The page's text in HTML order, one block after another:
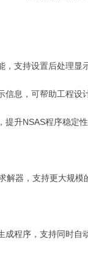
，支持设置后处理显
信息，可帮助工程设
提升NSAS程序稳定性
解器，支持更大规模
成程序，支持同时自